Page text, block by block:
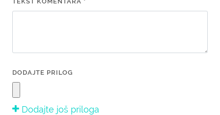
DODAJTE PRILOG
Dodajte još priloga